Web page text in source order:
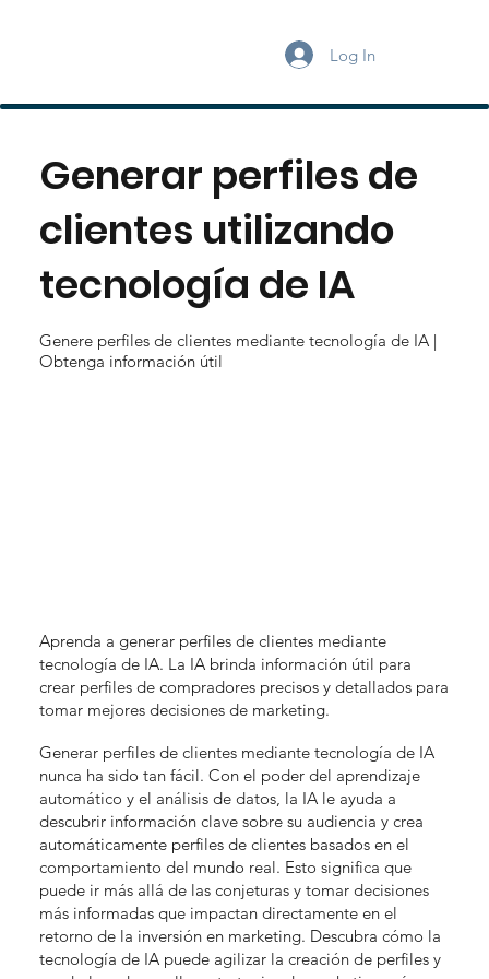
Log In
Generar perfiles de
clientes utilizando
tecnología de IA
Genere perfiles de clientes mediante tecnología de IA |
Obtenga información útil
Aprenda a generar perfiles de clientes mediante
tecnología de IA. La IA brinda información útil para
crear perfiles de compradores precisos y detallados para
tomar mejores decisiones de marketing.
Generar perfiles de clientes mediante tecnología de IA
nunca ha sido tan fácil. Con el poder del aprendizaje
automático y el análisis de datos, la IA le ayuda a
descubrir información clave sobre su audiencia y crea
automáticamente perfiles de clientes basados en el
comportamiento del mundo real. Esto significa que
puede ir más allá de las conjeturas y tomar decisiones
más informadas que impactan directamente en el
retorno de la inversión en marketing. Descubra cómo la
tecnología de IA puede agilizar la creación de perfiles y